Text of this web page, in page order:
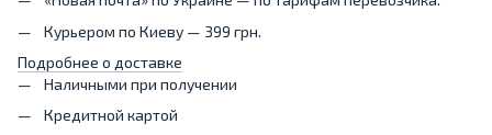
Курьером по Киеву — 399 грн.
Подробнее о доставке
Наличными при получении
Кредитной картой